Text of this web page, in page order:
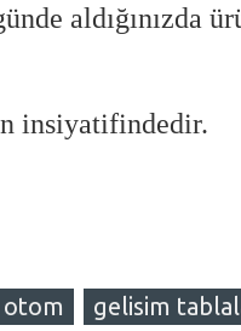
aldığınızda
insiyatifindedir.
otom gelisim